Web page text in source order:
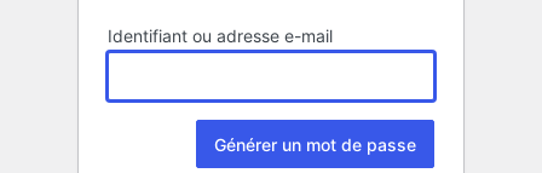
Identifiant ou adresse e-mail